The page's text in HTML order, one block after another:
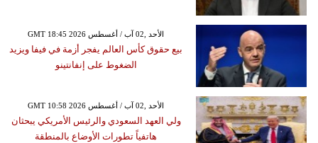
GMT 18:45 2026 الأحد ,02 آب / أغسطس
بيع حقوق كأس العالم يفجر أزمة في فيفا ويزيد
الضغوط على إنفانتينو
GMT 10:58 2026 الأحد ,02 آب / أغسطس
ولي العهد السعودي والرئيس الأمريكي يبحثان
هاتفياً تطورات الأوضاع بالمنطقة